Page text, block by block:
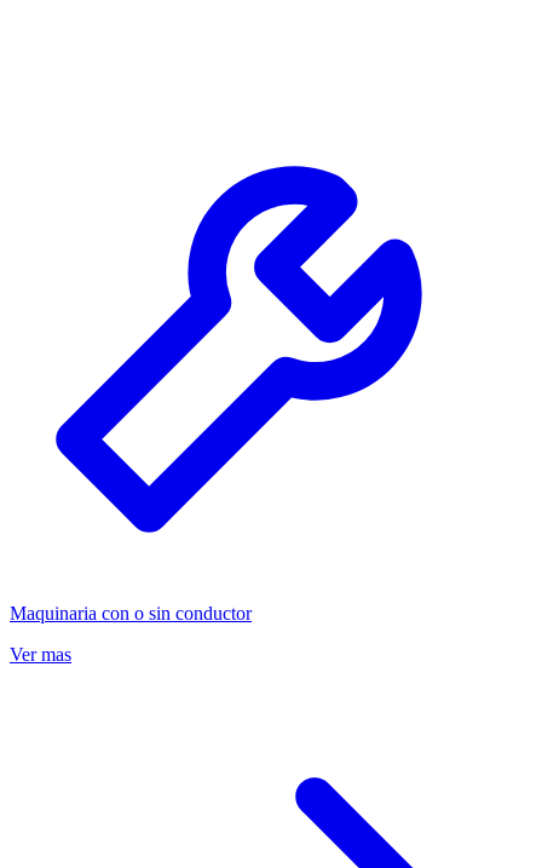
Maquinaria con o sin conductor
Ver mas